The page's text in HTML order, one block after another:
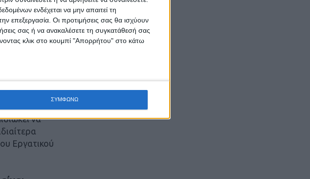
ενδέχεται να μην απαιτεί τη
επεξεργασία. Οι προτιμήσεις σας θα ισχύουν
σας ή να ανακαλέσετε τη συγκατάθεσή σας
κλικ στο κουμπί "Απορρήτου" στο κάτω
ΣΥΜΦΩΝΩ
της
ο Μεβλούτ
άρουν
να
Εργατικού